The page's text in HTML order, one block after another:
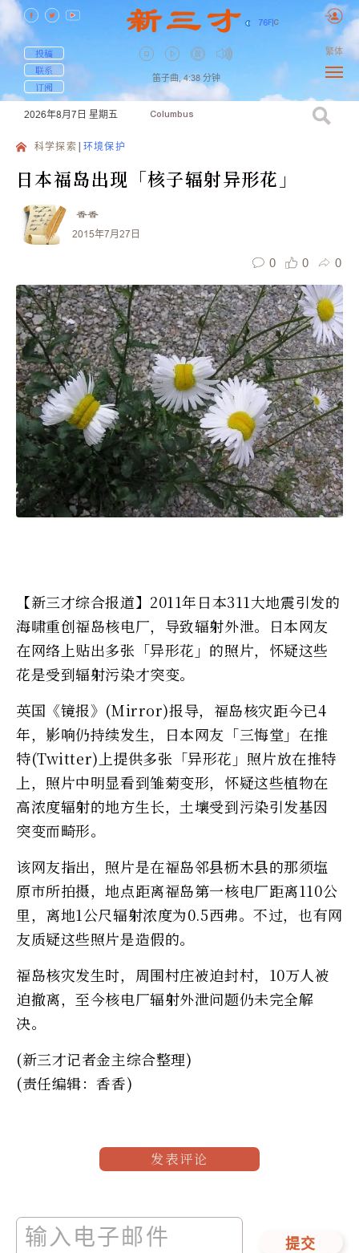
76F| C
投稿
联系
订阅
笛子曲, 4:38 分钟
繁体
2026年8月7日 星期五 Columbus
科学探索 环境保护
日本福岛出现「核子辐射异形花」
香香
2015年7月27日
0 0 0
【新三才综合报道】2011年日本311大地震引发的
海啸重创福岛核电厂，导致辐射外泄。日本网友
在网络上贴出多张「异形花」的照片，怀疑这些
花是受到辐射污染才突变。
英国《镜报》(Mirror)报导，福岛核灾距今已4
年，影响仍持续发生，日本网友「三悔堂」在推
特(Twitter)上提供多张「异形花」照片放在推特
上，照片中明显看到雏菊变形，怀疑这些植物在
高浓度辐射的地方生长，土壤受到污染引发基因
突变而畸形。
该网友指出，照片是在福岛邻县枥木县的那须塩
原市所拍摄，地点距离福岛第一核电厂距离110公
里，离地1公尺辐射浓度为0.5西弗。不过，也有网
友质疑这些照片是造假的。
福岛核灾发生时，周围村庄被迫封村，10万人被
迫撤离，至今核电厂辐射外泄问题仍未完全解
决。
(新三才记者金主综合整理)
(责任编辑：香香)
发表评论
提交